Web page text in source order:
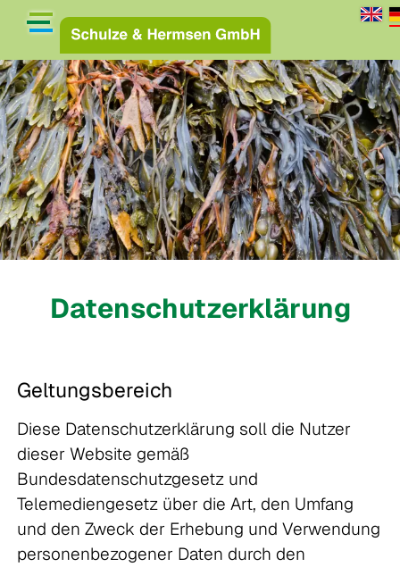
Datenschutzerklärung
Geltungsbereich
Diese Datenschutzerklärung soll die Nutzer
dieser Website gemäß
Bundesdatenschutzgesetz und
Telemediengesetz über die Art, den Umfang
und den Zweck der Erhebung und Verwendung
personenbezogener Daten durch den